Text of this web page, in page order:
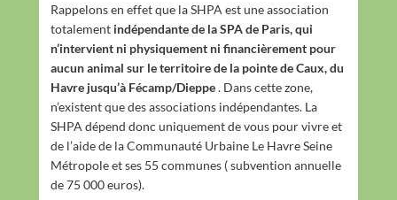
Rappelons en effet que la SHPA est une association
totalement indépendante de la SPA de Paris, qui
n’intervient ni physiquement ni financièrement pour
aucun animal sur le territoire de la pointe de Caux, du
Havre jusqu’à Fécamp/Dieppe. Dans cette zone,
n’existent que des associations indépendantes. La
SHPA dépend donc uniquement de vous pour vivre et
de l’aide de la Communauté Urbaine Le Havre Seine
Métropole et ses 55 communes ( subvention annuelle
de 75 000 euros).